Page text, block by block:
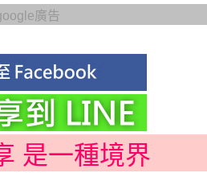
廣告
是一種境界